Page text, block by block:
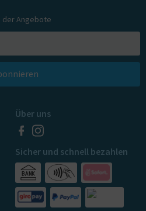
der Angebote
Über uns
Sicher und schnell bezahlen